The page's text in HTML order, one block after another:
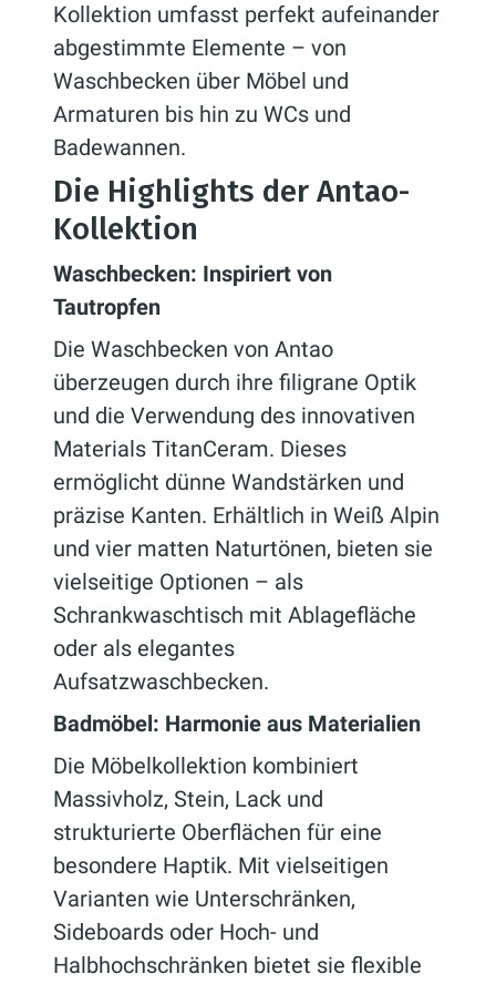
Kollektion umfasst perfekt aufeinander
abgestimmte Elemente – von
Waschbecken über Möbel und
Armaturen bis hin zu WCs und
Badewannen.
Die Highlights der Antao-
Kollektion
Waschbecken: Inspiriert von
Tautropfen
Die Waschbecken von Antao
überzeugen durch ihre filigrane Optik
und die Verwendung des innovativen
Materials TitanCeram. Dieses
ermöglicht dünne Wandstärken und
präzise Kanten. Erhältlich in Weiß Alpin
und vier matten Naturtönen, bieten sie
vielseitige Optionen – als
Schrankwaschtisch mit Ablagefläche
oder als elegantes
Aufsatzwaschbecken.
Badmöbel: Harmonie aus Materialien
Die Möbelkollektion kombiniert
Massivholz, Stein, Lack und
strukturierte Oberflächen für eine
besondere Haptik. Mit vielseitigen
Varianten wie Unterschränken,
Sideboards oder Hoch- und
Halbhochschränken bietet sie flexible